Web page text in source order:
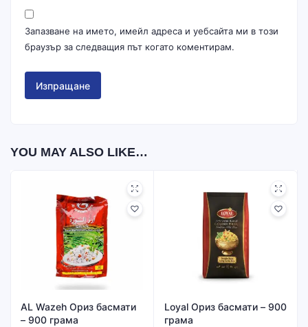
Запазване на името, имейл адреса и уебсайта ми в този
браузър за следващия път когато коментирам.
YOU MAY ALSO LIKE…
AL Wazeh Ориз басмати
– 900 грама
Loyal Ориз басмати – 900
грама